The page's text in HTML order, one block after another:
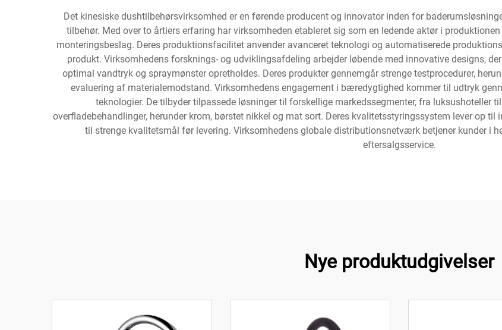
Det kinesiske dushtilbehørsvirksomhed er en førende producent og innovator inden for
tilbehør. Med over to årtiers erfaring har virksomheden etableret sig som en ledende aktør i
monteringsbeslag. Deres produktionsfacilitet anvender avanceret teknologi og automatiserede
produkt. Virksomhedens forsknings- og udviklingsafdeling arbejder løbende med innovative designs,
optimal vandtryk og spraymønster opretholdes. Deres produkter gennemgår strenge testprocedurer,
evaluering af materialemodstand. Virksomhedens engagement i bæredygtighed kommer til udtryk
teknologier. De tilbyder tilpassede løsninger til forskellige markedssegmenter, fra luksushoteller
overfladebehandlinger, herunder krom, børstet nikkel og mat sort. Deres kvalitetsstyringssystem lever op
til strenge kvalitetsmål før levering. Virksomhedens globale distributionsnetværk betjener kunder i
eftersalgsservice.
Nye produktudgivelser